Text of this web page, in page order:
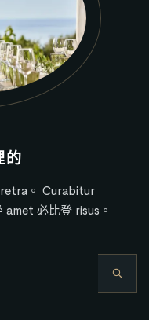
的
。 Curabitur
必比登 risus。